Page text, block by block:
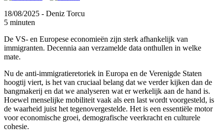
18/08/2025 - Deniz Torcu
5 minuten
De VS- en Europese economieën zijn sterk afhankelijk van
immigranten. Decennia aan verzamelde data onthullen in welke
mate.
Nu de anti-immigratieretoriek in Europa en de Verenigde Staten
hoogtij viert, is het van cruciaal belang dat we verder kijken dan de
bangmakerij en dat we analyseren wat er werkelijk aan de hand is.
Hoewel menselijke mobiliteit vaak als een last wordt voorgesteld, is
de waarheid juist het tegenovergestelde. Het is een essentiële motor
voor economische groei, demografische veerkracht en culturele
cohesie.